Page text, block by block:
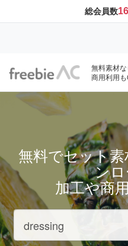
総会員数
無料素材
商用利用も
無料でセット
ンロ
加工や商